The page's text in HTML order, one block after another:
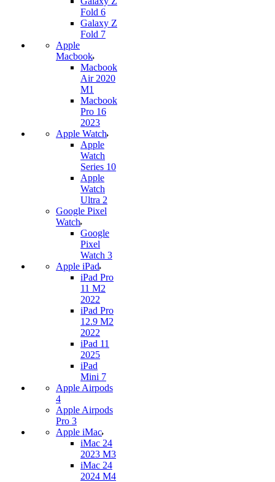
Fold 6
Galaxy Z
Fold 7
Apple
Macbook
Macbook
Air 2020
M1
Macbook
Pro 16
2023
Apple Watch
Apple
Watch
Series 10
Apple
Watch
Ultra 2
Google Pixel
Watch
Google
Pixel
Watch 3
Apple iPad
iPad Pro
11 M2
2022
iPad Pro
12.9 M2
2022
iPad 11
2025
iPad
Mini 7
Apple Airpods
4
Apple Airpods
Pro 3
Apple iMac
iMac 24
2023 M3
iMac 24
2024 M4